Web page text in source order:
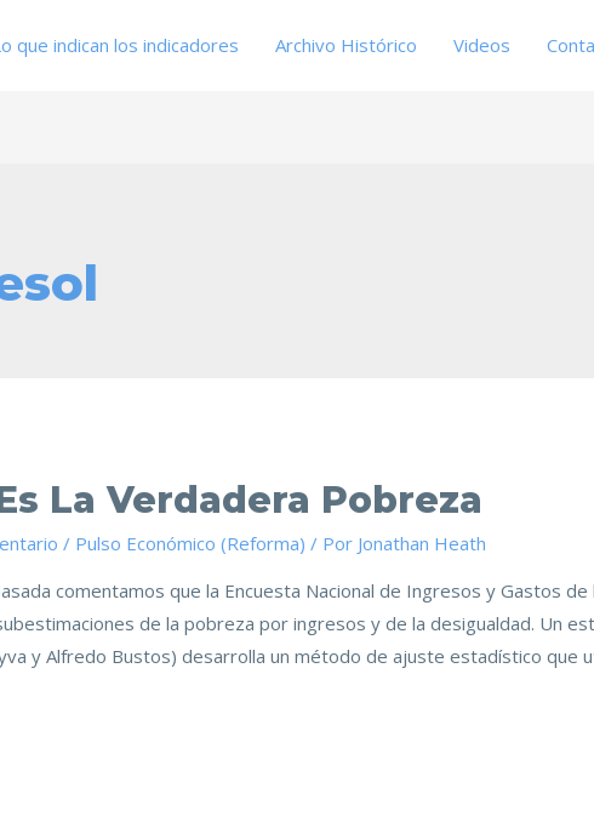
que indican los indicadores Archivo Histórico Videos
La Verdadera Pobreza
/ Pulso Económico (Reforma) / Por Jonathan Heath
comentamos que la Encuesta Nacional de Ingresos y Gastos
de la pobreza por ingresos y de la desigualdad. Un
y Alfredo Bustos) desarrolla un método de ajuste estadístico que